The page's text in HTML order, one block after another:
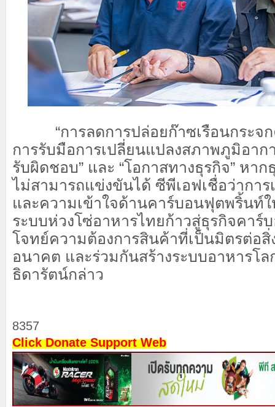
“การลดการปล่อยก๊าซเรือนกระจก
การรับมือการเปลี่ยนแปลงสภาพภูมิอาก
รับผิดชอบ” และ “โอกาสทางธุรกิจ” หา
ไม่สามารถแข่งขันได้ ซีพีเอฟเชื่อว่าการ
และความเข้าใจด้านคาร์บอนฟุตพริ้นท์
ระบบห่วงโซ่อาหารไทยก้าวสู่ธุรกิจคาร์
โจทย์ความต้องการสินค้าที่เป็นมิตรต่อสิ่
อนาคต และร่วมกันสร้างระบบอาหารโ
ธิดารัตน์กล่าว
8357
Click Donate Support Web